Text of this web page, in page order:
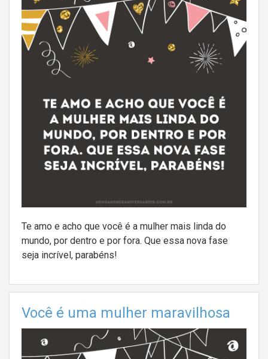
Te amo e acho que você é a mulher mais linda do
mundo, por dentro e por fora. Que essa nova fase
seja incrível, parabéns!
Você é uma mulher maravilhosa